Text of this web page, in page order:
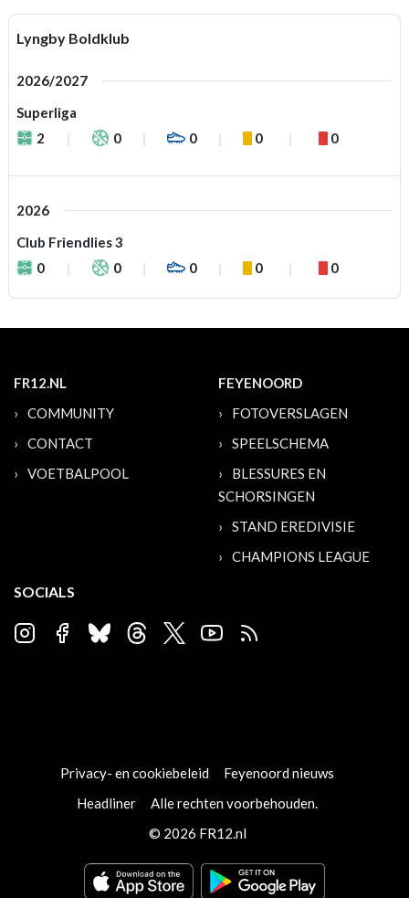
Lyngby Boldklub
2026/2027
Superliga
2
0 0 0 0
2026
Club Friendlies 3
0
0 0 0 0
FR12.NL
COMMUNITY
CONTACT
VOETBALPOOL
FEYENOORD
FOTOVERSLAGEN
SPEELSCHEMA
BLESSURES EN
SCHORSINGEN
STAND EREDIVISIE
CHAMPIONS LEAGUE
SOCIALS
Privacy- en cookiebeleid
Feyenoord nieuws
Headliner
Alle rechten voorbehouden.
© 2026 FR12.nl